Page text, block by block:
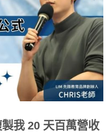
我 20 天百萬營收